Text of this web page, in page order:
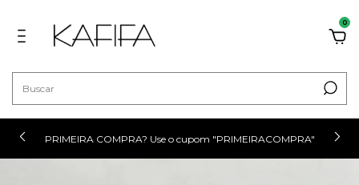
0
PRIMEIRA COMPRA? Use o cupom "PRIMEIRACOMPRA"